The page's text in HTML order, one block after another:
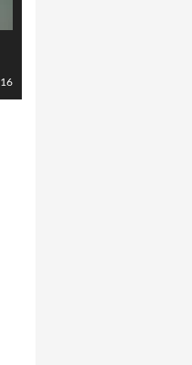
16